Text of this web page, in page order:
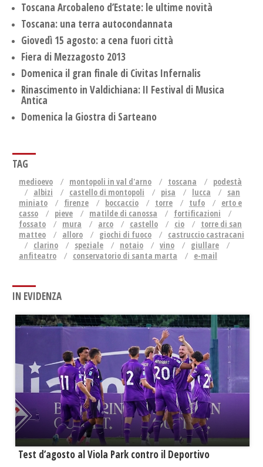
Toscana Arcobaleno d’Estate: le ultime novità
Toscana: una terra autocondannata
Giovedì 15 agosto: a cena fuori città
Fiera di Mezzagosto 2013
Domenica il gran finale di Civitas Infernalis
Rinascimento in Valdichiana: II Festival di Musica
Antica
Domenica la Giostra di Sarteano
TAG
medioevo montopoli in val d'arno toscana
podestà
albizi
castello di montopoli pisa lucca
san
miniato
firenze boccaccio torre tufo
erto e
casso
pieve matilde di canossa
fortificazioni
fossato
mura arco castello cio
torre di san
matteo
alloro giochi di fuoco
castruccio castracani
clarino
speziale notaio vino
giullare
anfiteatro
conservatorio di santa marta e-mail
IN EVIDENZA
Test d’agosto al Viola Park contro il Deportivo